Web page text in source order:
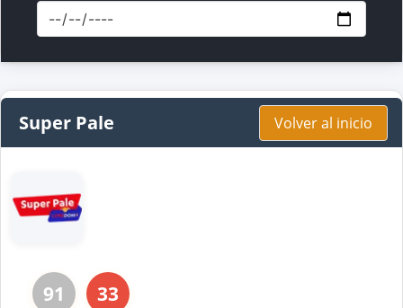
Super Pale Volver al inicio
91 33